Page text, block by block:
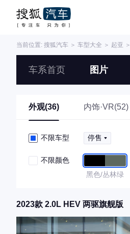
当前位置: 搜狐汽车 ＞ 车型大全 ＞ 起亚 ＞
车系首页 图片
外观(36) 内饰·VR(52)
不限车型 停售
不限颜色
黑色/丛林绿
2023款 2.0L HEV 两驱旗舰版